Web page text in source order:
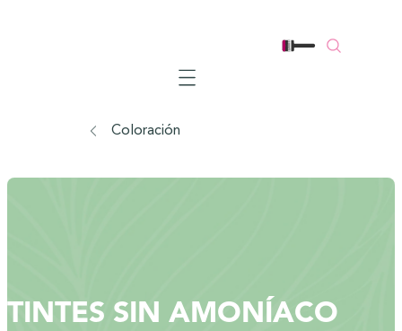
Mobile navigation
Coloración
TINTES SIN AMONÍACO